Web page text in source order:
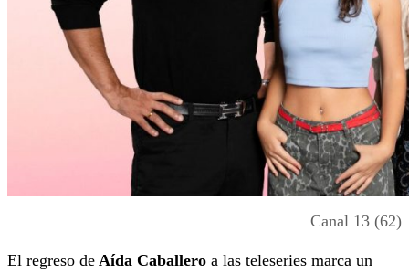
Canal 13 (62)
El regreso de Aída Caballero a las teleseries marca un